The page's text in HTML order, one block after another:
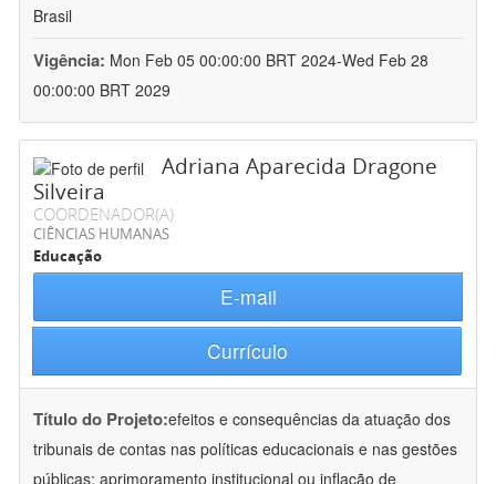
Brasil
Vigência: Mon Feb 05 00:00:00 BRT 2024-Wed Feb 28
00:00:00 BRT 2029
Adriana Aparecida Dragone
Silveira
COORDENADOR(A)
CIÊNCIAS HUMANAS
Educação
E-mail
Currículo
Título do Projeto:efeitos e consequências da atuação dos
tribunais de contas nas políticas educacionais e nas gestões
públicas: aprimoramento institucional ou inflação de